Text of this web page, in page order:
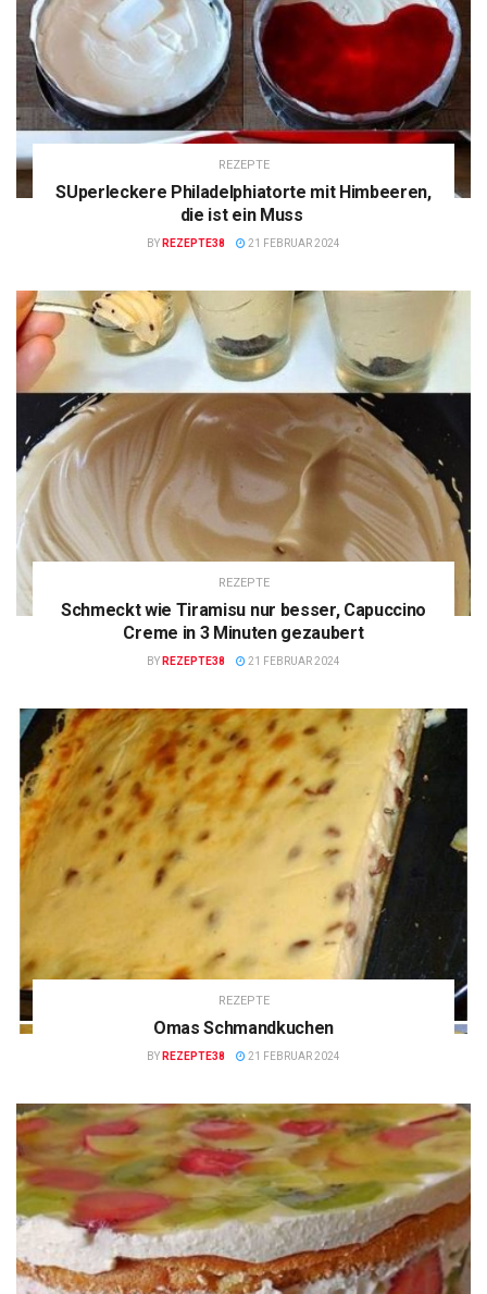
REZEPTE
SUperleckere Philadelphiatorte mit Himbeeren,
die ist ein Muss
BY REZEPTE38 21 FEBRUAR 2024
REZEPTE
Schmeckt wie Tiramisu nur besser, Capuccino
Creme in 3 Minuten gezaubert
BY REZEPTE38 21 FEBRUAR 2024
REZEPTE
Omas Schmandkuchen
BY REZEPTE38 21 FEBRUAR 2024